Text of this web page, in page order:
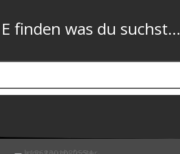
finden was du suchst...